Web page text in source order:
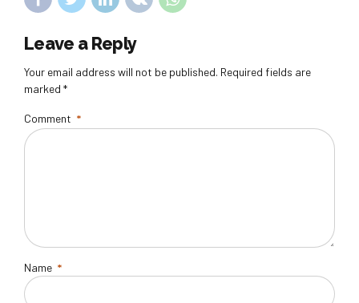
Leave a Reply
Your email address will not be published. Required fields are
marked *
Comment *
Name *